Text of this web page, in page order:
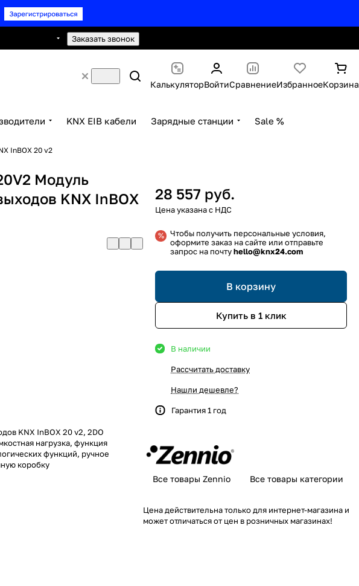
Заказать звонок
КалькуляторВойтиСравнениеИзбранноеКорзина
KNX EIB кабели Зарядные станции Sale %
InBOX 20 v2
Модуль
KNX InBOX
KNX InBOX 20 v2, 2DO
нагрузка, функция
функций, ручное
коробку
28 557 руб.
Чтобы получить персональные условия,
оформите заказ на сайте или отправьте
запрос на почтуhello@knx24.com
В корзину
Купить в 1 клик
В наличии
Рассчитать доставку
Нашли дешевле?
Гарантия 1 год
Все товары Zennio Все товары категории
Цена действительна только для интернет-магазина и
может отличаться от цен в розничных магазинах!